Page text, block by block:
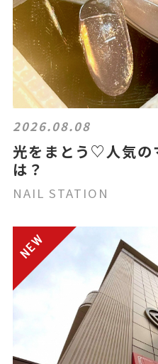
2026.08.08
光をまとう♡人気の
は？
NAIL STATION